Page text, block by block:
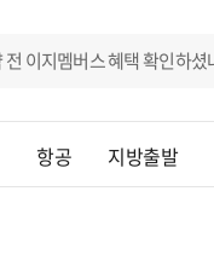
항공 지방출발